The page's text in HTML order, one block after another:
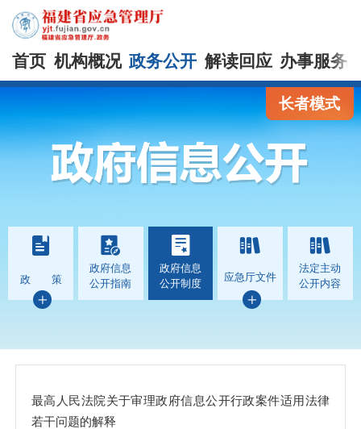
首页 机构概况 政务公开 解读回应 办事服务
长者模式
政 策
政府信息
公开指南
政府信息
公开制度
应急厅文件
法定主动
公开内容
最高人民法院关于审理政府信息公开行政案件适用法律
若干问题的解释